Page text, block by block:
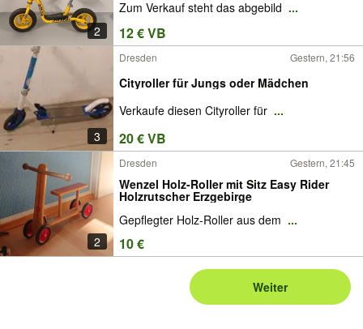
2
Zum Verkauf steht das abgebild ...
12 € VB
3
Dresden Gestern, 21:56
Cityroller für Jungs oder Mädchen
Verkaufe diesen Cityroller für ...
20 € VB
2
Dresden Gestern, 21:45
Wenzel Holz-Roller mit Sitz Easy Rider
Holzrutscher Erzgebirge
Gepflegter Holz-Roller aus dem ...
10 €
Weiter